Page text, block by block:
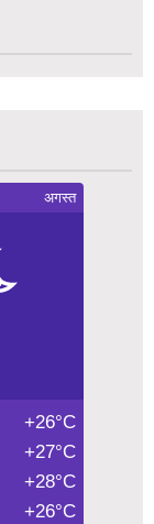
अगस्त
+26°C
+27°C
+28°C
+26°C